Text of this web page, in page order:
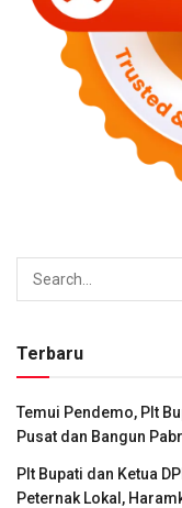
Terbaru
Temui Pendemo, Plt
Pusat dan Bangun
Plt Bupati dan Ketua
Peternak Lokal,